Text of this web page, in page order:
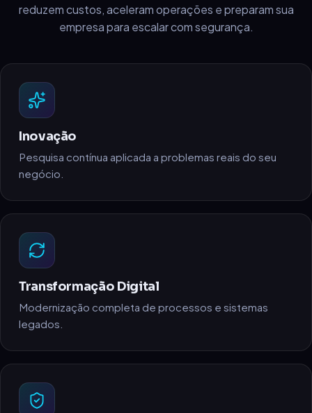
reduzem custos, aceleram operações e preparam sua
empresa para escalar com segurança.
Inovação
Pesquisa contínua aplicada a problemas reais do seu
negócio.
Transformação Digital
Modernização completa de processos e sistemas
legados.